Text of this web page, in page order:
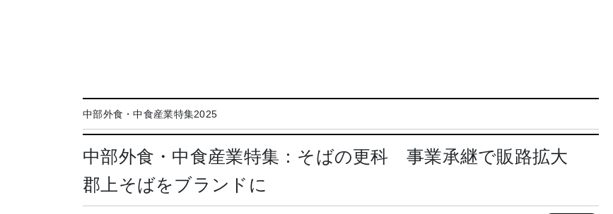
中部外食・中食産業特集2025
中部外食・中食産業特集：そばの更科 事業承継で販路拡大
郡上そばをブランドに